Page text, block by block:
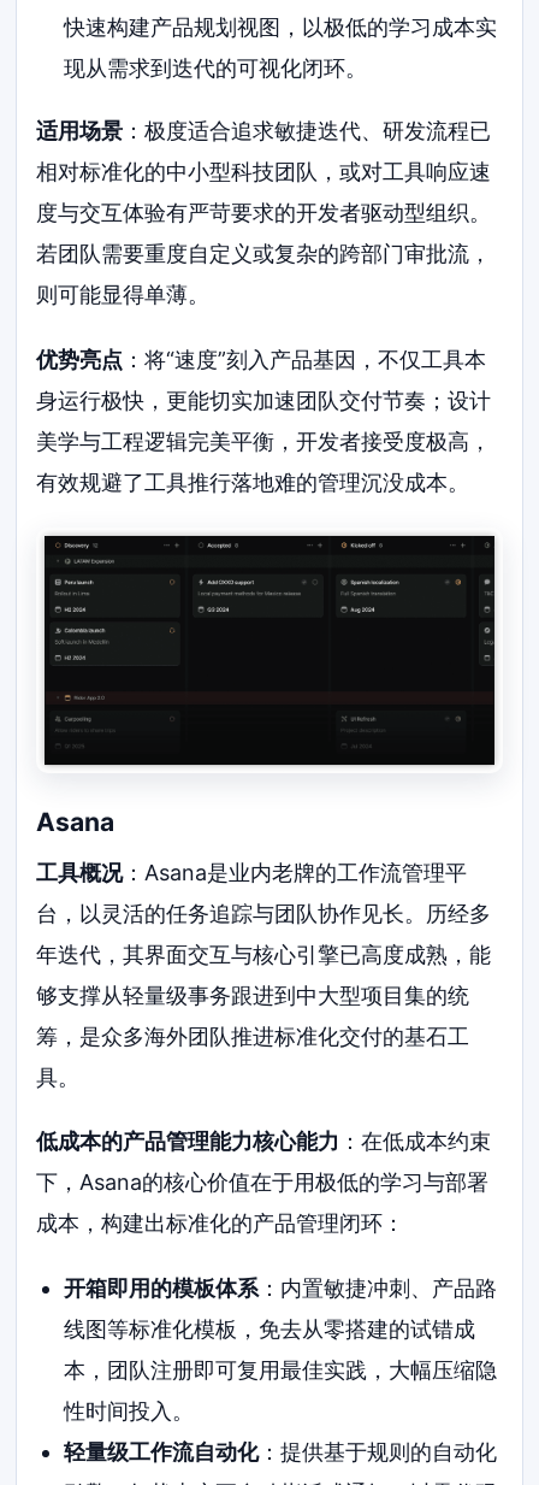
快速构建产品规划视图，以极低的学习成本实
现从需求到迭代的可视化闭环。
适用场景 ：极度适合追求敏捷迭代、研发流程已
相对标准化的中小型科技团队，或对工具响应速
度与交互体验有严苛要求的开发者驱动型组织。
若团队需要重度自定义或复杂的跨部门审批流，
则可能显得单薄。
优势亮点 ：将“速度”刻入产品基因，不仅工具本
身运行极快，更能切实加速团队交付节奏；设计
美学与工程逻辑完美平衡，开发者接受度极高，
有效规避了工具推行落地难的管理沉没成本。
Asana
工具概况：Asana是业内老牌的工作流管理平
台，以灵活的任务追踪与团队协作见长。历经多
年迭代，其界面交互与核心引擎已高度成熟，能
够支撑从轻量级事务跟进到中大型项目集的统
筹，是众多海外团队推进标准化交付的基石工
具。
低成本的产品管理能力核心能力 ：在低成本约束
下，Asana的核心价值在于用极低的学习与部署
成本，构建出标准化的产品管理闭环：
开箱即用的模板体系：内置敏捷冲刺、产品路
线图等标准化模板，免去从零搭建的试错成
本，团队注册即可复用最佳实践，大幅压缩隐
性时间投入。
轻量级工作流自动化：提供基于规则的自动化